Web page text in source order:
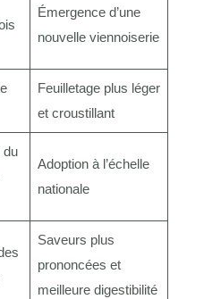
Émergence d’une
nouvelle viennoiserie
Feuilletage plus léger
et croustillant
du
Adoption à l’échelle
nationale
Saveurs plus
prononcées et
meilleure digestibilité